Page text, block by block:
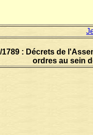
1789 : Décrets de
ordres au sein